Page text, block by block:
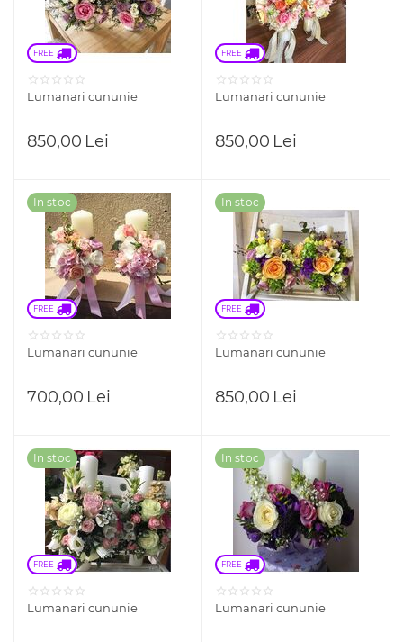
FREE
Lumanari cununie
850,00 Lei
FREE
Lumanari cununie
850,00 Lei
In stoc
FREE
Lumanari cununie
700,00 Lei
In stoc
FREE
Lumanari cununie
850,00 Lei
In stoc
FREE
Lumanari cununie
In stoc
FREE
Lumanari cununie